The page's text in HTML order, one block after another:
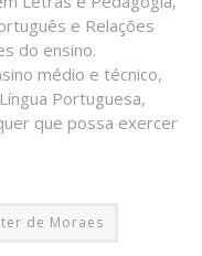
e Relações
do ensino.
médio e técnico,
Portuguesa,
que possa exercer
de Moraes